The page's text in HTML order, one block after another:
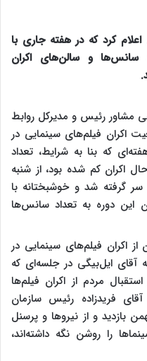
کرد که در هفته جاری با
سانس‌ها و سالن‌های اکران
مشاور رئیس و مدیرکل روابط
اکران فیلم‌های سینمایی در
که بنا به شرایط، تعداد
اکران کم شده بود، از شنبه
سر گرفته شد و خوشبختانه با
این دوره به تعداد سانس‌ها
اکران فیلم‌های سینمایی در
آقای ایل‌بیگی در جلسه‌ای که
استقبال مردم از اکران فیلم‌ها
۳۱ خرداد هم آقای فریدزاده رئیس سازمان
بازدید و از نیروها و پرسنل
را روشن نگه داشته‌اند،